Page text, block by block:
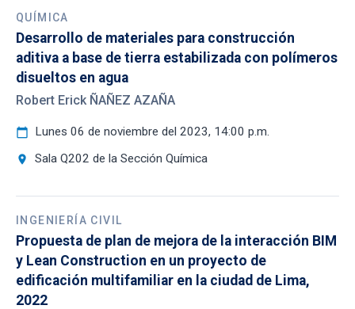
QUÍMICA
Desarrollo de materiales para construcción
aditiva a base de tierra estabilizada con polímeros
disueltos en agua
Robert Erick ÑAÑEZ AZAÑA
calendar_today Lunes 06 de noviembre del 2023, 14:00 p.m.
location_on Sala Q202 de la Sección Química
INGENIERÍA CIVIL
Propuesta de plan de mejora de la interacción BIM
y Lean Construction en un proyecto de
edificación multifamiliar en la ciudad de Lima,
2022